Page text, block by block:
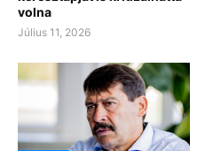
volna
Július 11, 2026